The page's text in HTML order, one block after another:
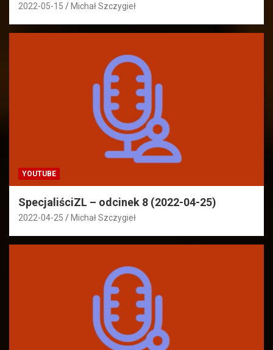
2022-05-15 Michał Szczygieł
YOUTUBE
SpecjaliściZL – odcinek 8 (2022-04-25)
2022-04-25 Michał Szczygieł